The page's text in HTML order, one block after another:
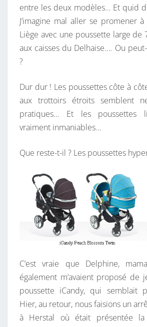
entre les deux modèles… Et quid
J’imagine mal aller se promener
Liège avec une poussette large
aux caisses du Delhaise…. Ou
?
Dur dur ! Les poussettes côte à
aux trottoirs étroits semblent
pratiques… Et les poussettes
vraiment inmaniables…
Que reste-t-il ? Les poussettes
C’est vraie que Delphine,
également m’avaient proposé de
poussette iCandy, qui semblait
Hier, au retour, nous faisions un
à Herstal où était présentée la